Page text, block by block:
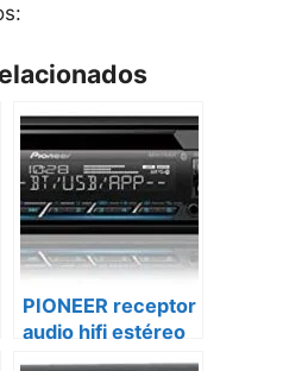
PIONEER receptor
audio hifi estéreo
sx-s30dab